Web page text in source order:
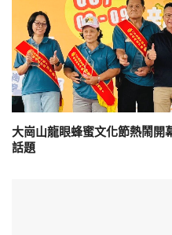
大崗山龍眼蜂蜜文化節熱鬧
話題